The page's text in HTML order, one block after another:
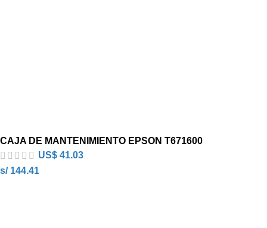
CAJA DE MANTENIMIENTO EPSON T671600
US$ 41.03
s/ 144.41